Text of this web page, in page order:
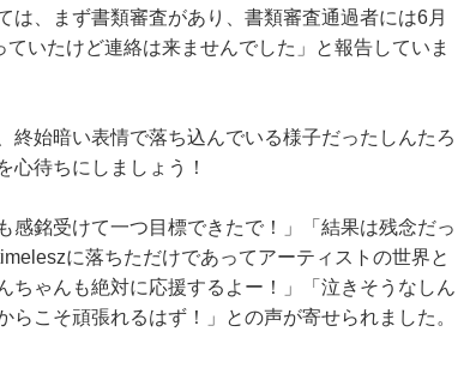
は、まず書類審査があり、書類審査通過者には6月
いたけど連絡は来ませんでした」と報告していま
始暗い表情で落ち込んでいる様子だったしんたろ
心待ちにしましょう！
感銘受けて一つ目標できたで！」「結果は残念だっ
に落ちただけであってアーティストの世界と
ゃんも絶対に応援するよー！」「泣きそうなしん
こそ頑張れるはず！」との声が寄せられました。